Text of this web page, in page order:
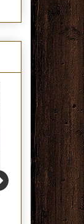
MOSO
CARAMEL
DENSITY